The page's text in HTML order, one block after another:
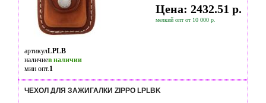
Цена: 2432.51 р.
мелкий опт от 10 000 р.
артикулLPLB
наличиев наличии
мин опт.1
ЧЕХОЛ ДЛЯ ЗАЖИГАЛКИ ZIPPO LPLBK